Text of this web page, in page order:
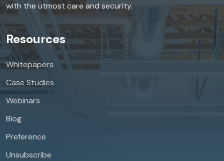
with the utmost care and security.
Resources
Whitepapers
Case Studies
Webinars
Blog
Preference
Unsubscribe